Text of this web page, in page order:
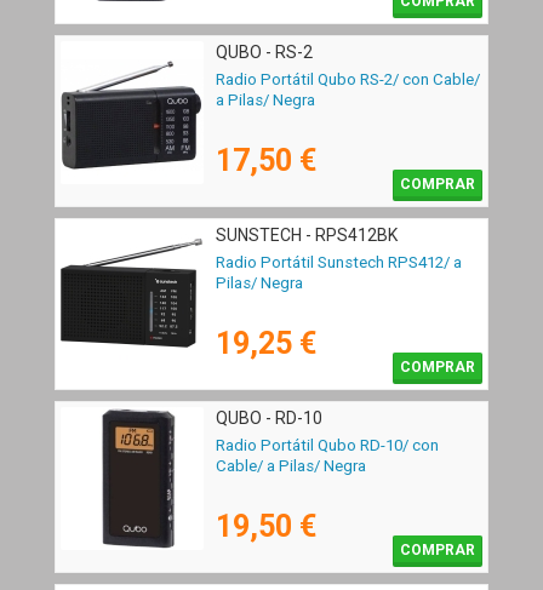
QUBO - RS-2
Radio Portátil Qubo RS-2/ con Cable/
a Pilas/ Negra
17,50 €
COMPRAR
SUNSTECH - RPS412BK
Radio Portátil Sunstech RPS412/ a
Pilas/ Negra
19,25 €
COMPRAR
QUBO - RD-10
Radio Portátil Qubo RD-10/ con
Cable/ a Pilas/ Negra
19,50 €
COMPRAR